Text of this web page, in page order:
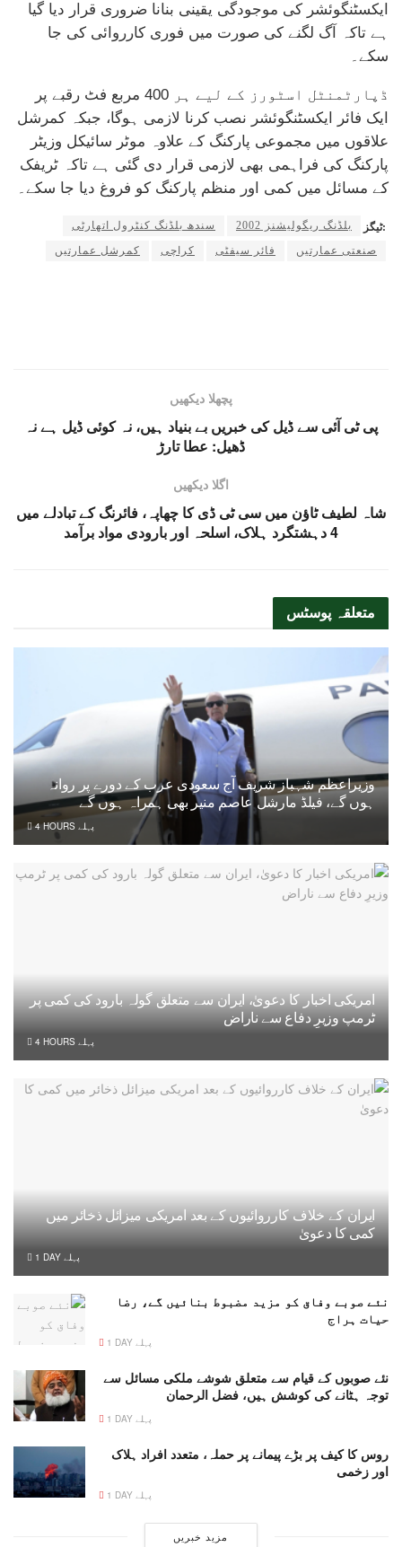
ایکسٹنگوئشر کی موجودگی یقینی بنانا ضروری قرار دیا گیا
ہے تاکہ آگ لگنے کی صورت میں فوری کارروائی کی جا
سکے۔
ڈپارٹمنٹل اسٹورز کے لیے ہر 400 مربع فٹ رقبے پر
ایک فائر ایکسٹنگوئشر نصب کرنا لازمی ہوگا، جبکہ کمرشل
علاقوں میں مجموعی پارکنگ کے علاوہ موٹر سائیکل وزیٹر
پارکنگ کی فراہمی بھی لازمی قرار دی گئی ہے تاکہ ٹریفک
کے مسائل میں کمی اور منظم پارکنگ کو فروغ دیا جا سکے۔
ٹیگز: بلڈنگ ریگولیشنز 2002
سندھ بلڈنگ کنٹرول اتھارٹی
صنعتی عمارتیں
فائر سیفٹی کراچی کمرشل عمارتیں
پچھلا دیکھیں
پی ٹی آئی سے ڈیل کی خبریں بے بنیاد ہیں، نہ کوئی ڈیل ہے نہ
ڈھیل: عطا تارڑ
اگلا دیکھیں
شاہ لطیف ٹاؤن میں سی ٹی ڈی کا چھاپہ، فائرنگ کے تبادلے میں
4 دہشتگرد ہلاک، اسلحہ اور بارودی مواد برآمد
متعلقہ پوسٹس
وزیراعظم شہباز شریف آج سعودی عرب کے دورے پر روانہ
ہوں گے، فیلڈ مارشل عاصم منیر بھی ہمراہ ہوں گے
4 HOURS پہلے
امریکی اخبار کا دعویٰ، ایران سے متعلق گولہ بارود کی کمی پر
ٹرمپ وزیرِ دفاع سے ناراض
4 HOURS پہلے
ایران کے خلاف کارروائیوں کے بعد امریکی میزائل ذخائر میں
کمی کا دعویٰ
1 DAY پہلے
نئے صوبے وفاق کو مزید مضبوط بنائیں گے، رضا
حیات ہراج
1 DAY پہلے
نئے صوبوں کے قیام سے متعلق شوشے ملکی مسائل سے
توجہ ہٹانے کی کوشش ہیں، فضل الرحمان
1 DAY پہلے
روس کا کیف پر بڑے پیمانے پر حملہ، متعدد افراد ہلاک
اور زخمی
1 DAY پہلے
مزید خبریں